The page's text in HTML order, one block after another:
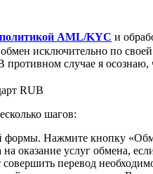
политикой AML/KYC и
исключительно по
случае я осознаю,
RUB
шагов:
формы. Нажмите кнопку
оказание услуг обмена,
совершить перевод